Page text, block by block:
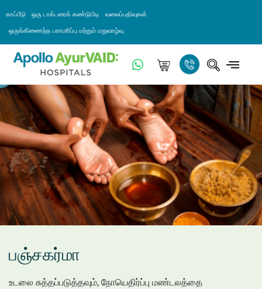
காப்பீடு ஒரு டாக்டரைக் கண்டுபிடி
வலைப்பதிவுகள்
ஒருங்கிணைந்த பராமரிப்பு மற்றும் மறுவாழ்வு
பஞ்சகர்மா
உடலை சுத்தப்படுத்தவும், நோயெதிர்ப்பு மண்டலத்தை